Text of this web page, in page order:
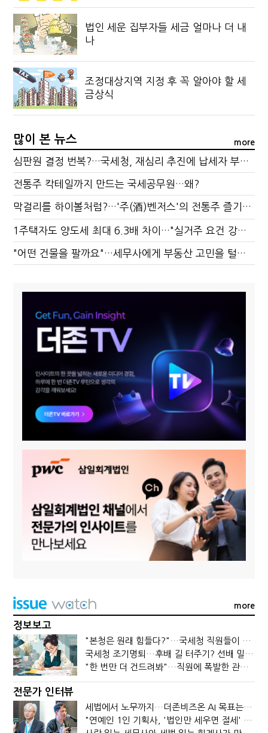
법인 세운 집부자들 세금 얼마나 더 내
나
조정대상지역 지정 후 꼭 알아야 할 세
금상식
많이 본 뉴스 more
심판원 결정 번복?…국세청, 재심리 추진에 납세자 부담 우려
전통주 칵테일까지 만드는 국세공무원…왜?
막걸리를 하이볼처럼?…'주(酒)벤저스'의 전통주 즐기는 법
1주택자도 양도세 최대 6.3배 차이…"실거주 요건 강화하자"
"어떤 건물을 팔까요"…세무사에게 부동산 고민을 털어놓는 이유
more
정보보고
"본청은 원래 힘들다?"…국세청 직원들이 떠나는 이유
국세청 조기명퇴…후배 길 터주기? 선배 밀어내기?
"한 번만 더 건드려봐"…직원에 폭발한 관세청장, 왜?
전문가 인터뷰
세법에서 노무까지…더존비즈온 AI 목표는 '전문가의 시간'
"연예인 1인 기획사, '법인만 세우면 절세' 시대 끝났다"